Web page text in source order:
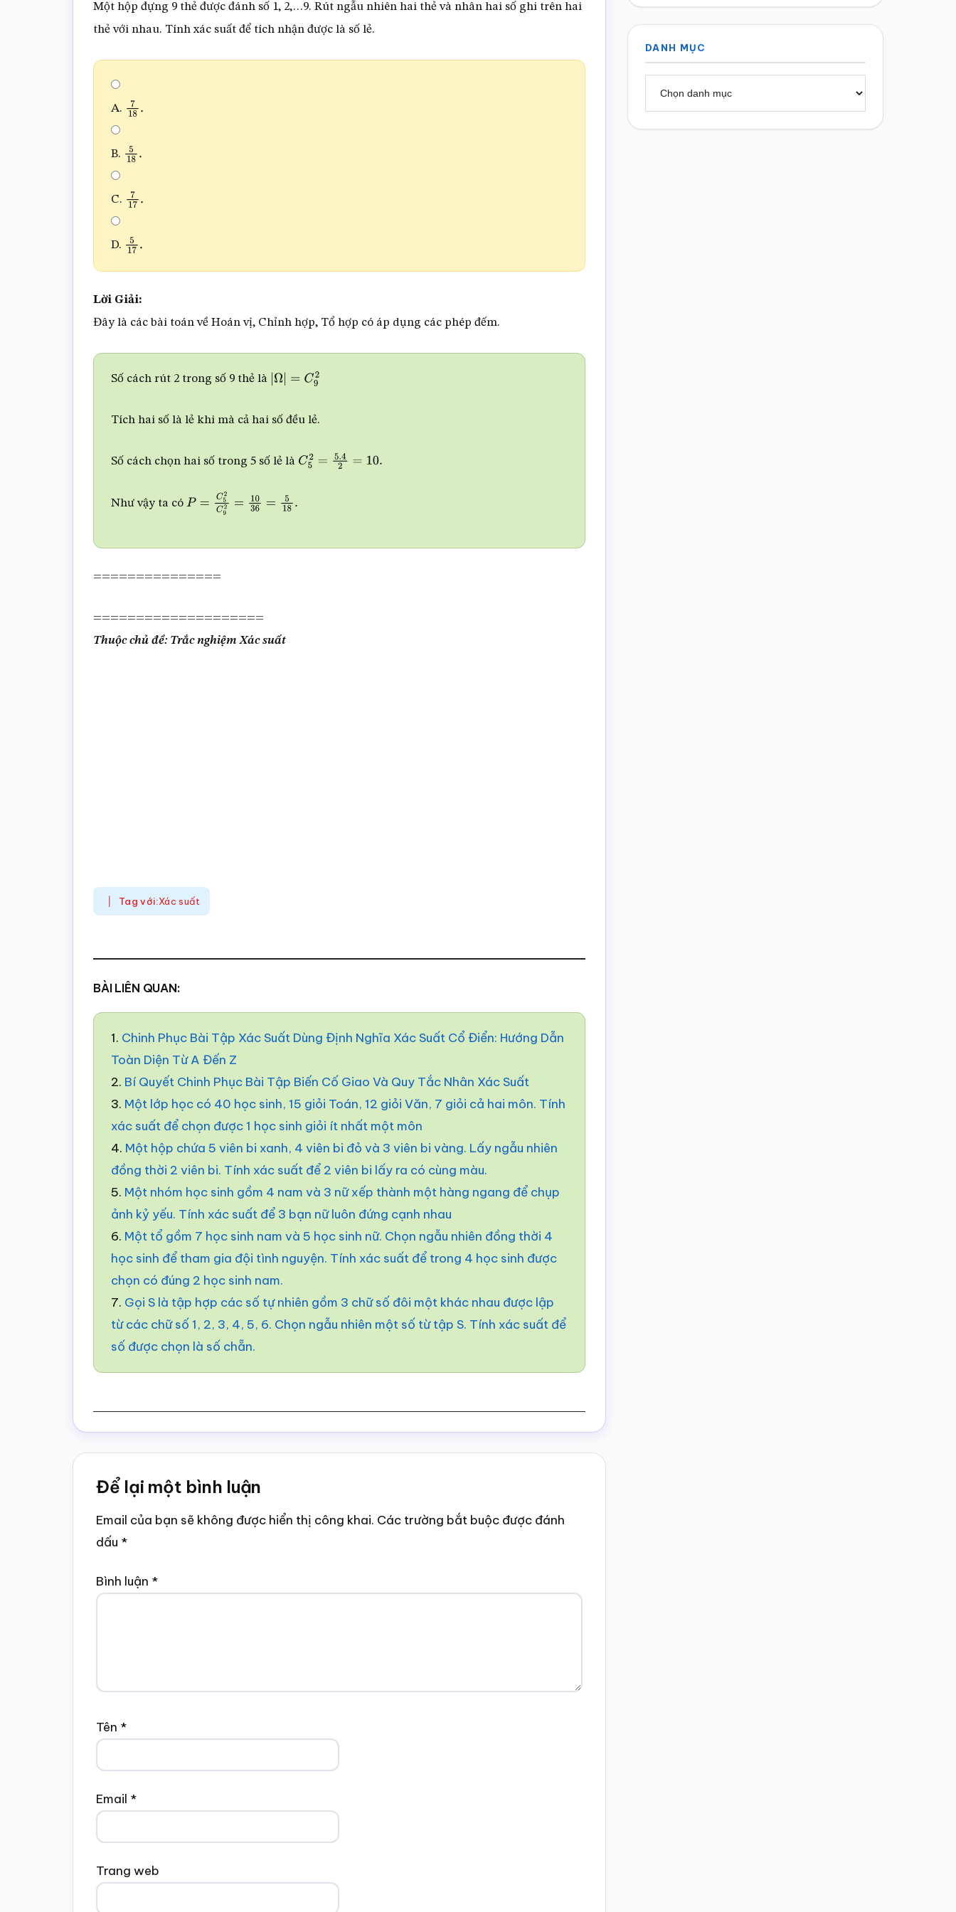
Một hộp đựng 9 thẻ được đánh số 1, 2,…9. Rút ngẫu nhiên hai thẻ và nhân hai số ghi trên hai
thẻ với nhau. Tính xác suất để tích nhận được là số lẻ.
A. 718.
B. 518.
C. 717.
D. 517.
Lời Giải:
Đây là các bài toán về Hoán vị, Chỉnh hợp, Tổ hợp có áp dụng các phép đếm.
Số cách rút 2 trong số 9 thẻ là |Ω| =C 92
Tích hai số là lẻ khi mà cả hai số đều lẻ.
Số cách chọn hai số trong 5 số lẻ là C5 =5.42 =10.
Như vậy ta có P =C 2C 92= 10 36= 518
===============
====================
Thuộc chủ đề: Trắc nghiệm Xác suất
Tag với:Xác suất
BÀI LIÊN QUAN:
1. Chinh Phục Bài Tập Xác Suất Dùng Định Nghĩa Xác Suất Cổ Điển: Hướng Dẫn
Toàn Diện Từ A Đến Z
2. Bí Quyết Chinh Phục Bài Tập Biến Cố Giao Và Quy Tắc Nhân Xác Suất
3. Một lớp học có 40 học sinh, 15 giỏi Toán, 12 giỏi Văn, 7 giỏi cả hai môn. Tính
xác suất để chọn được 1 học sinh giỏi ít nhất một môn
4. Một hộp chứa 5 viên bi xanh, 4 viên bi đỏ và 3 viên bi vàng. Lấy ngẫu nhiên
đồng thời 2 viên bi. Tính xác suất để 2 viên bi lấy ra có cùng màu.
5. Một nhóm học sinh gồm 4 nam và 3 nữ xếp thành một hàng ngang để chụp
ảnh kỷ yếu. Tính xác suất để 3 bạn nữ luôn đứng cạnh nhau
6. Một tổ gồm 7 học sinh nam và 5 học sinh nữ. Chọn ngẫu nhiên đồng thời 4
học sinh để tham gia đội tình nguyện. Tính xác suất để trong 4 học sinh được
chọn có đúng 2 học sinh nam.
7. Gọi S là tập hợp các số tự nhiên gồm 3 chữ số đôi một khác nhau được lập
từ các chữ số 1, 2, 3, 4, 5, 6. Chọn ngẫu nhiên một số từ tập S. Tính xác suất để
số được chọn là số chẵn.
Reader
Interactions
Để lại một bình luận
Email của bạn sẽ không được hiển thị công khai. Các trường bắt buộc được đánh
dấu *
Bình luận *
Tên *
Email *
Trang web
DANH MỤC